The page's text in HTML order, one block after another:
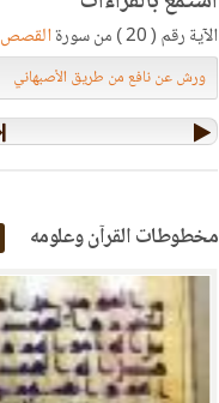
الآية رقم ( 20 ) من سورة القصص
مخطوطات القرآن وعلومه